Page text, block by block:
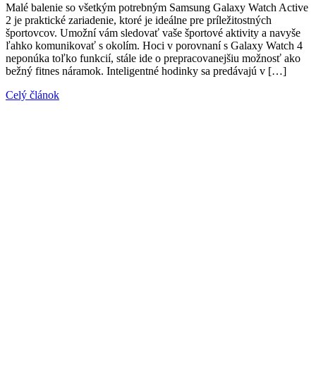
Malé balenie so všetkým potrebným Samsung Galaxy Watch Active
2 je praktické zariadenie, ktoré je ideálne pre príležitostných
športovcov. Umožní vám sledovať vaše športové aktivity a navyše
ľahko komunikovať s okolím. Hoci v porovnaní s Galaxy Watch 4
neponúka toľko funkcií, stále ide o prepracovanejšiu možnosť ako
bežný fitnes náramok. Inteligentné hodinky sa predávajú v […]
Celý článok